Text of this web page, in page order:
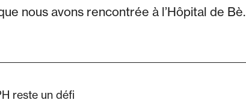
nous avons rencontrée à l’Hôpital de Bè.
reste un défi